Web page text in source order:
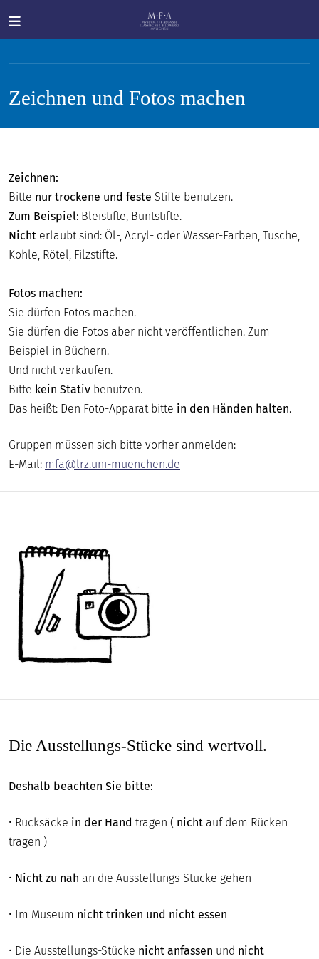
SUCHE
Main navigation
BESUCH
ANTIKE
ALLE
DIGITAL
MUSEUM
Zeichnen und Fotos machen
Zeichnen:
Bitte nur trockene und feste Stifte benutzen.
Zum Beispiel: Bleistifte, Buntstifte.
Nicht erlaubt sind: Öl-, Acryl- oder Wasser-Farben, Tusche,
Kohle, Rötel, Filzstifte.
Fotos machen:
Sie dürfen Fotos machen.
Sie dürfen die Fotos aber nicht veröffentlichen. Zum
Beispiel in Büchern.
Und nicht verkaufen.
Bitte kein Stativ benutzen.
Das heißt: Den Foto-Apparat bitte in den Händen halten.
Gruppen müssen sich bitte vorher anmelden:
E-Mail: mfa@lrz.uni-muenchen.de
Die Ausstellungs-Stücke sind wertvoll.
Deshalb beachten Sie bitte:
• Rucksäcke in der Hand tragen ( nicht auf dem Rücken
tragen )
• Nicht zu nah an die Ausstellungs-Stücke gehen
• Im Museum nicht trinken und nicht essen
• Die Ausstellungs-Stücke nicht anfassen und nicht